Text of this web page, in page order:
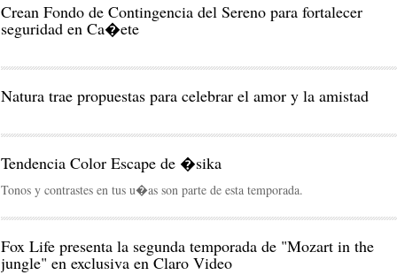
Crean Fondo de Contingencia del Sereno para fortalecer
seguridad en Ca�ete
Natura trae propuestas para celebrar el amor y la amistad
Tendencia Color Escape de �sika
Tonos y contrastes en tus u�as son parte de esta temporada.
Fox Life presenta la segunda temporada de "Mozart in the
jungle" en exclusiva en Claro Video